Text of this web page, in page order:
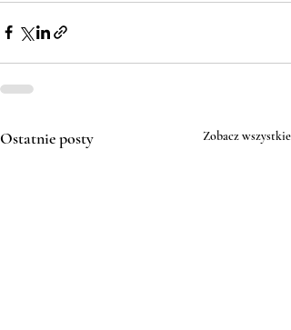
Ostatnie posty Zobacz wszystkie